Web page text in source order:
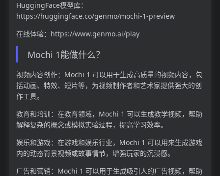
HuggingFace模型库：
https://huggingface.co/genmo/mochi-1-preview
在线体验：https://www.genmo.ai/play
Mochi 1能做什么？
视频内容创作：Mochi 1 可以用于生成高质量的视频内容，包
括动画、特效、短片等，为视频制作者和艺术家提供强大的创
作工具。
教育和培训：在教育领域，Mochi 1 可以生成教学视频，帮助
解释复杂的概念或模拟实验过程，提高学习效率。
娱乐和游戏：在游戏和娱乐行业，Mochi 1 可以用来生成游戏
内的动态背景视频或故事情节，增强玩家的沉浸感。
广告和营销：Mochi 1 可以用于生成吸引人的广告视频，帮助